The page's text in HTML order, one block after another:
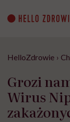
content
HelloZdrowie ›
Grozi
Wirus